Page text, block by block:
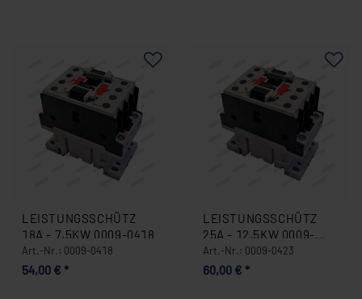
LEISTUNGSSCHÜTZ
18A - 7,5KW 0009-0418
Art.-Nr.: 0009-0418
54,00 € *
LEISTUNGSSCHÜTZ
25A - 12,5KW 0009-
0423
Art.-Nr.: 0009-0423
60,00 € *